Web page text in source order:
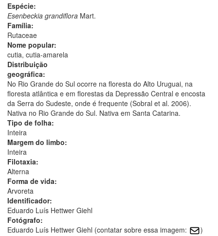
Espécie:
Esenbeckia grandiflora Mart.
Família:
Rutaceae
Nome popular:
cutia, cutia-amarela
Distribuição
geográfica:
No Rio Grande do Sul ocorre na floresta do Alto Uruguai, na
floresta atlântica e em florestas da Depressão Central e encosta
da Serra do Sudeste, onde é frequente (Sobral et al. 2006).
Nativa no Rio Grande do Sul. Nativa em Santa Catarina.
Tipo de folha:
Inteira
Margem do limbo:
Inteira
Filotaxia:
Alterna
Forma de vida:
Arvoreta
Identificador:
Eduardo Luís Hettwer Giehl
Fotógrafo:
Eduardo Luís Hettwer Giehl (contatar sobre essa imagem:
)